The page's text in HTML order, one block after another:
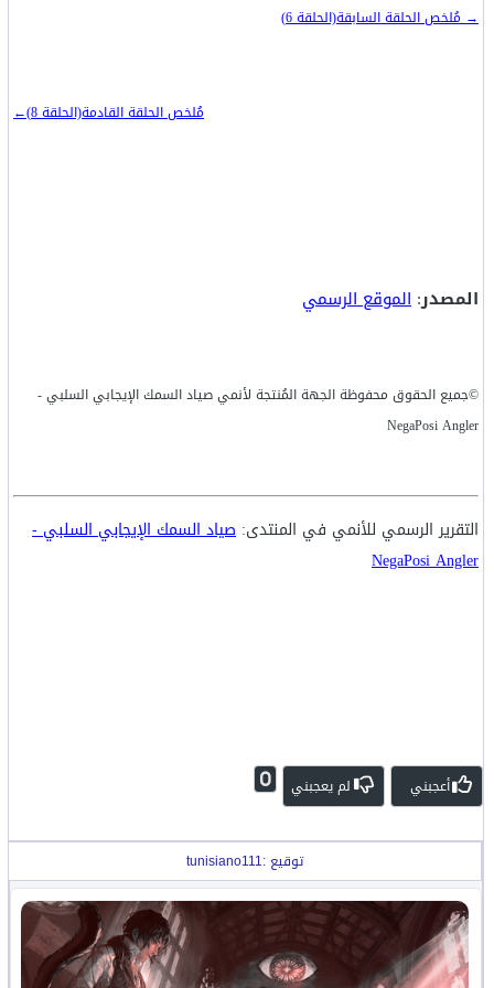
→ مُلخص الحلقة السابقة(الحلقة 6)
مُلخص الحلقة القادمة(الحلقة 8)←
المصدر: الموقع الرسمي
©جميع الحقوق محفوظة الجهة المُنتجة لأنمي صياد السمك الإيجابي السلبي -
NegaPosi Angler
التقرير الرسمي للأنمي في المنتدى: صياد السمك الإيجابي السلبي -
NegaPosi Angler
أعجبني لم يعجبني 0
توقيع :tunisiano111